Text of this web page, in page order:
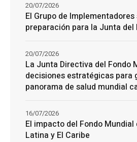
El Grupo de
preparación para la Junta del
20/07/2026
La Junta Directiva del Fondo
decisiones estratégicas para
panorama de salud mundial
20/07/2026
El impacto del Fondo Mundial
Latina y El Caribe
16/07/2026